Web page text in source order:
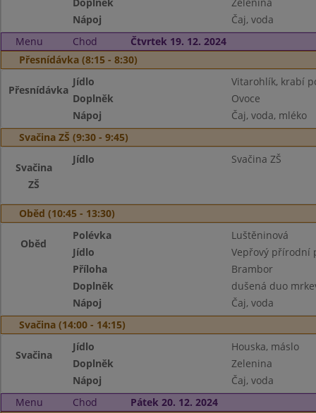
Nápoj
Čaj, voda
Menu
Chod
Čtvrtek 19. 12. 2024
Přesnídávka (8:15 - 8:30)
Přesnídávka
Jídlo
Vitarohlík, krabí
Doplněk
Ovoce
Nápoj
Čaj, voda, mléko
Svačina ZŠ (9:30 - 9:45)
Svačina
ZŠ
Jídlo Svačina ZŠ
Oběd (10:45 - 13:30)
Oběd
Polévka
Luštěninová
Jídlo
Vepřový přírodní
Příloha
Brambor
Doplněk
dušená duo
Nápoj
Čaj, voda
Svačina (14:00 - 14:15)
Svačina
Jídlo
Houska, máslo
Doplněk
Zelenina
Nápoj
Čaj, voda
Menu
Chod
Pátek 20. 12. 2024